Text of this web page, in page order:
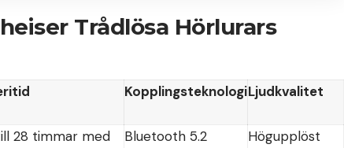
Trådlösa Hörlurars
KopplingsteknologiLjudkvalitet
28 timmar med
Bluetooth 5.2
Högupplöst